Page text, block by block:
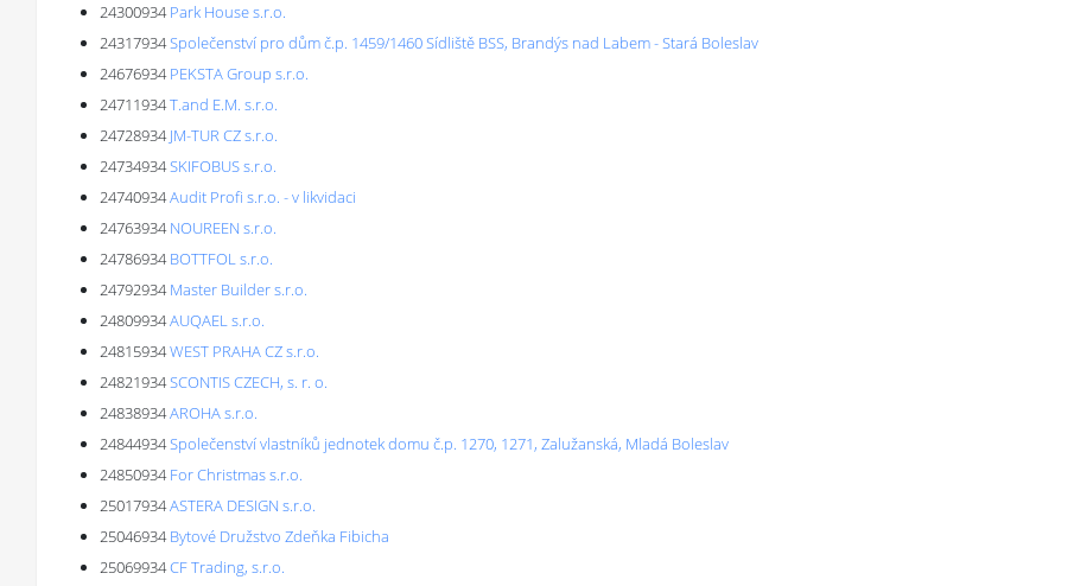
24300934 Park House s.r.o.
24317934Společenství pro dům č.p. 1459/1460 Sídliště BSS, Brandýs nad Labem - Stará Boleslav
24676934 PEKSTA Group s.r.o.
24711934T.and E.M. s.r.o.
24728934 JM-TUR CZ s.r.o.
24734934SKIFOBUS s.r.o.
24740934Audit Profi s.r.o. - v likvidaci
24763934 NOUREEN s.r.o.
24786934 BOTTFOL s.r.o.
24792934 Master Builder s.r.o.
24809934AUQAEL s.r.o.
24815934WEST PRAHA CZ s.r.o.
24821934SCONTIS CZECH, s. r. o.
24838934AROHA s.r.o.
24844934Společenství vlastníků jednotek domu č.p. 1270, 1271, Zalužanská, Mladá Boleslav
24850934 For Christmas s.r.o.
25017934ASTERA DESIGN s.r.o.
25046934 Bytové Družstvo Zdeňka Fibicha
25069934CF Trading, s.r.o.